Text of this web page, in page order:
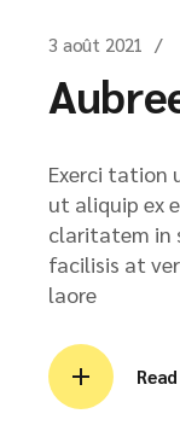
3 août 2021
Exerci tation
ut aliquip ex
claritatem in
facilisis at
laore